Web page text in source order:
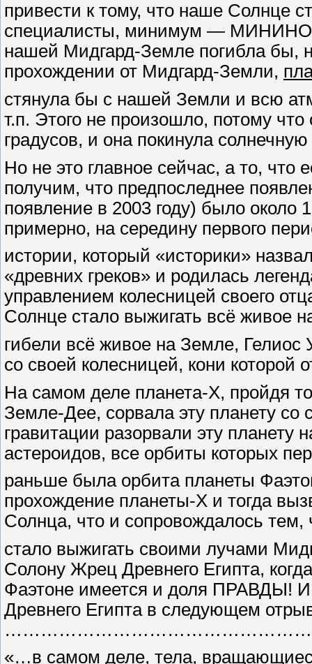
привести к тому, что наше
специалисты, минимум —
нашей Мидгард-Земле погибла бы,
прохождении от Мидгард-Земли,
стянула бы с нашей Земли и всю
т.п. Этого не произошло, потому
градусов, и она покинула
Но не это главное сейчас, а то, что
получим, что предпоследнее
появление в 2003 году) было
примерно, на середину первого
истории, который «историки»
«древних греков» и родилась
управлением колесницей своего
Солнце стало выжигать всё живое
гибели всё живое на Земле,
со своей колесницей, кони которой
На самом деле планета-Х, пройдя
Земле-Дее, сорвала эту планету со
гравитации разорвали эту планету
астероидов, все орбиты которых
раньше была орбита планеты
прохождение планеты-Х и тогда
Солнца, что и сопровождалось тем,
стало выжигать своими лучами
Солону Жрец Древнего Египта,
Фаэтоне имеется и доля ПРАВДЫ!
Древнего Египта в следующем
«…в самом деле, тела,